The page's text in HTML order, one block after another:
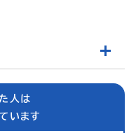
人は
います